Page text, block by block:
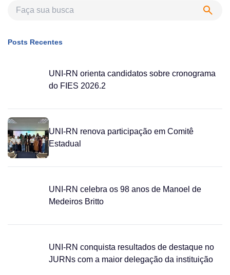
Posts Recentes
UNI-RN orienta candidatos sobre cronograma
do FIES 2026.2
UNI-RN renova participação em Comitê
Estadual
UNI-RN celebra os 98 anos de Manoel de
Medeiros Britto
UNI-RN conquista resultados de destaque no
JURNs com a maior delegação da instituição